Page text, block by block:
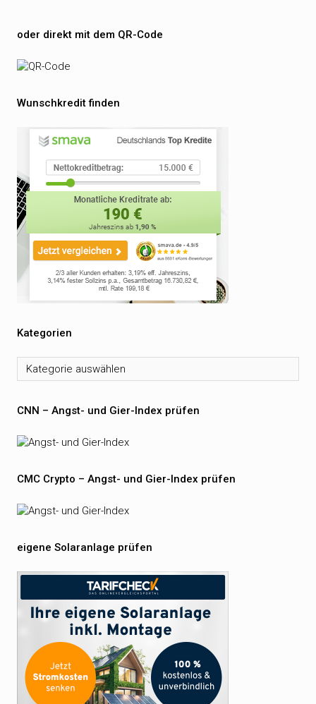
oder direkt mit dem QR-Code
Wunschkredit finden
Kategorien
Kategorien
CNN – Angst- und Gier-Index prüfen
CMC Crypto – Angst- und Gier-Index prüfen
eigene Solaranlage prüfen